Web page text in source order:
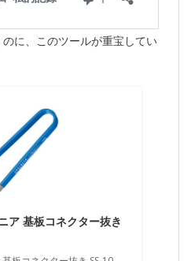
に、このツールが重宝してい
ア 基板コネクター抜き